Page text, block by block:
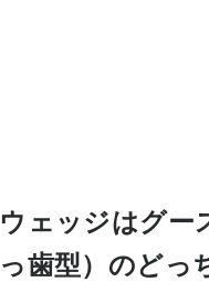
ウェッジはグー
っ歯型）のどっ